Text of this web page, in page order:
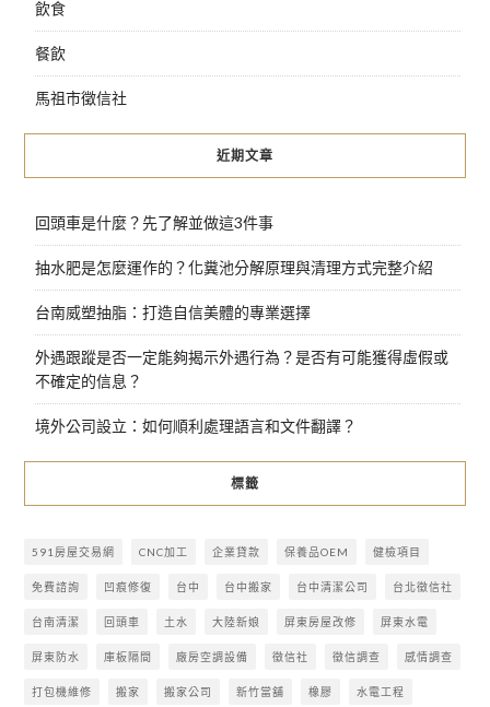
飲食
餐飲
馬祖市徵信社
近期文章
回頭車是什麼？先了解並做這3件事
抽水肥是怎麼運作的？化糞池分解原理與清理方式完整介紹
台南威塑抽脂：打造自信美體的專業選擇
外遇跟蹤是否一定能夠揭示外遇行為？是否有可能獲得虛假或
不確定的信息？
境外公司設立：如何順利處理語言和文件翻譯？
標籤
591房屋交易網 CNC加工 企業貸款 保養品OEM 健檢項目
免費諮詢 凹痕修復 台中 台中搬家 台中清潔公司 台北徵信社
台南清潔 回頭車 土水 大陸新娘 屏東房屋改修 屏東水電
屏東防水 庫板隔間 廠房空調設備 徵信社 徵信調查 感情調查
打包機維修 搬家 搬家公司 新竹當舖 橡膠 水電工程